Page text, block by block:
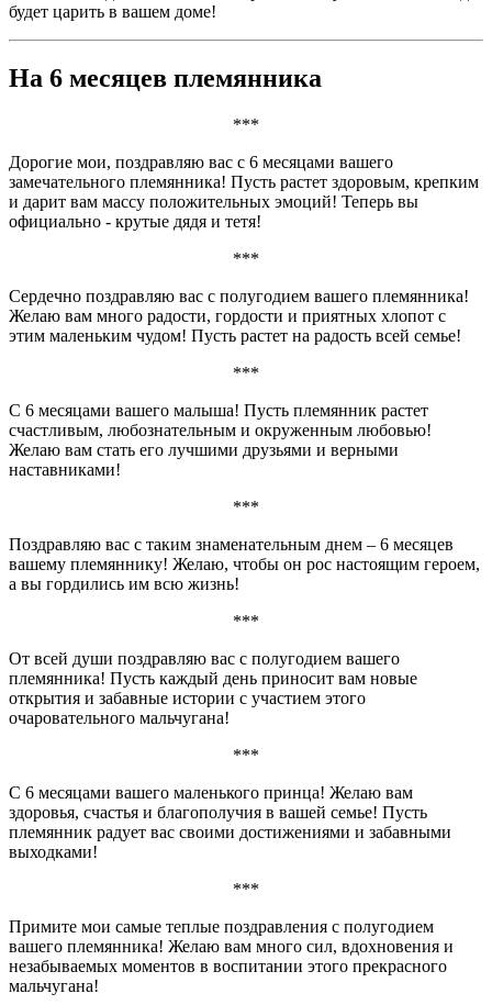
будет царить в вашем доме!
На 6 месяцев племянника
***
Дорогие мои, поздравляю вас с 6 месяцами вашего
замечательного племянника! Пусть растет здоровым, крепким
и дарит вам массу положительных эмоций! Теперь вы
официально - крутые дядя и тетя!
***
Сердечно поздравляю вас с полугодием вашего племянника!
Желаю вам много радости, гордости и приятных хлопот с
этим маленьким чудом! Пусть растет на радость всей семье!
***
С 6 месяцами вашего малыша! Пусть племянник растет
счастливым, любознательным и окруженным любовью!
Желаю вам стать его лучшими друзьями и верными
наставниками!
***
Поздравляю вас с таким знаменательным днем – 6 месяцев
вашему племяннику! Желаю, чтобы он рос настоящим героем,
а вы гордились им всю жизнь!
***
От всей души поздравляю вас с полугодием вашего
племянника! Пусть каждый день приносит вам новые
открытия и забавные истории с участием этого
очаровательного мальчугана!
***
С 6 месяцами вашего маленького принца! Желаю вам
здоровья, счастья и благополучия в вашей семье! Пусть
племянник радует вас своими достижениями и забавными
выходками!
***
Примите мои самые теплые поздравления с полугодием
вашего племянника! Желаю вам много сил, вдохновения и
незабываемых моментов в воспитании этого прекрасного
мальчугана!